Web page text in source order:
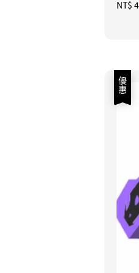
NT$
優惠